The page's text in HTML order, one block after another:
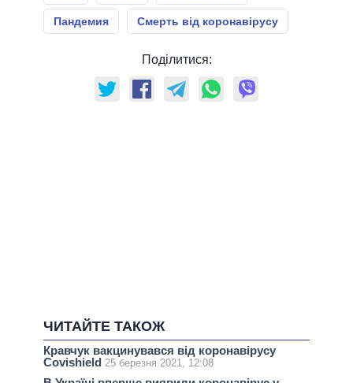
Пандемия Смерть від коронавірусу
Поділитися:
ЧИТАЙТЕ ТАКОЖ
Кравчук вакцинувався від коронавірусу
Covishield 25 березня 2021, 12:08